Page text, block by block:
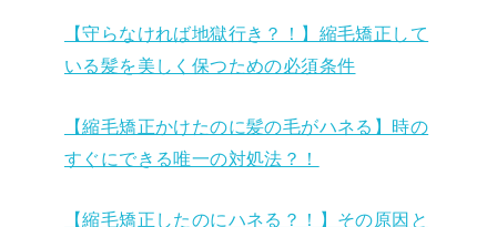
【守らなければ地獄行き？！】縮毛矯正して
いる髪を美しく保つための必須条件
【縮毛矯正かけたのに髪の毛がハネる】時の
すぐにできる唯一の対処法？！
【縮毛矯正したのにハネる？！】その原因と